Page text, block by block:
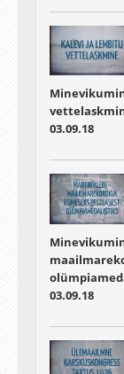
03.09.18
03.09.18